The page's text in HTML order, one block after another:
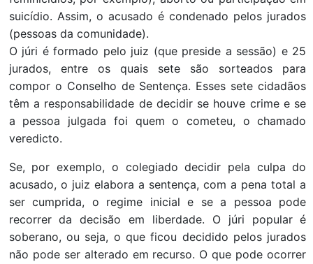
suicídio. Assim, o acusado é condenado pelos jurados
(pessoas da comunidade).
O júri é formado pelo juiz (que preside a sessão) e 25
jurados, entre os quais sete são sorteados para
compor o Conselho de Sentença. Esses sete cidadãos
têm a responsabilidade de decidir se houve crime e se
a pessoa julgada foi quem o cometeu, o chamado
veredicto.
Se, por exemplo, o colegiado decidir pela culpa do
acusado, o juiz elabora a sentença, com a pena total a
ser cumprida, o regime inicial e se a pessoa pode
recorrer da decisão em liberdade. O júri popular é
soberano, ou seja, o que ficou decidido pelos jurados
não pode ser alterado em recurso. O que pode ocorrer